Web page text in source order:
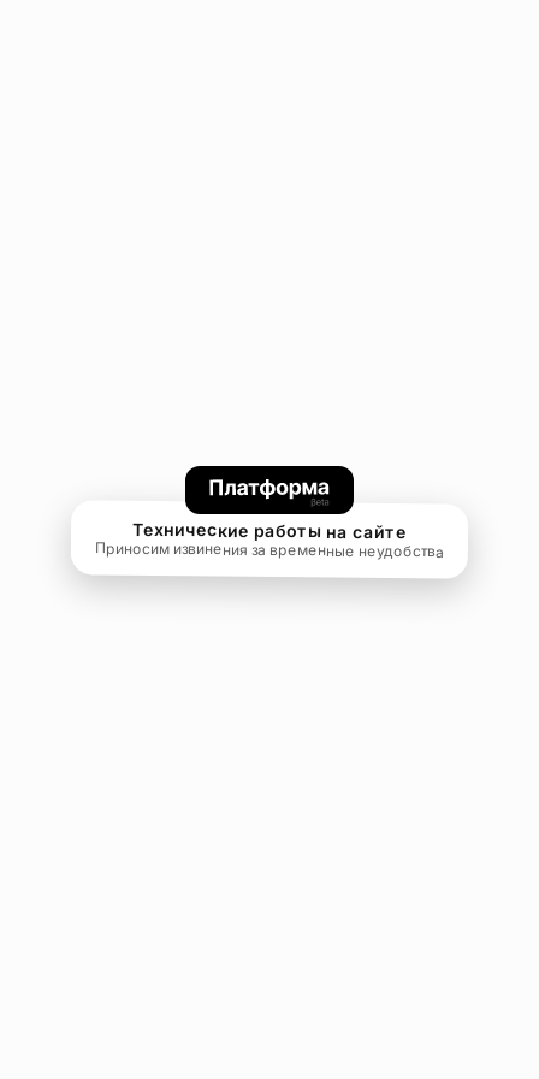
Технические работы на сайте
Приносим извинения за временные неудобства